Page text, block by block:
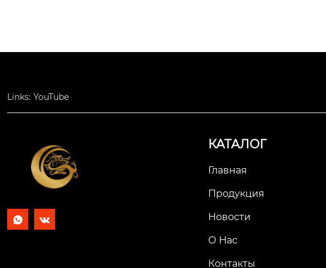
Links: YouTube
 
КАТАЛОГ
Главная
Продукция
Новости
О Hас
Контакты